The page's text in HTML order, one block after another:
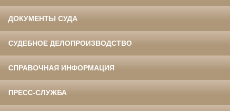
ДОКУМЕНТЫ СУДА
СУДЕБНОЕ ДЕЛОПРОИЗВОДСТВО
СПРАВОЧНАЯ ИНФОРМАЦИЯ
ПРЕСС-СЛУЖБА